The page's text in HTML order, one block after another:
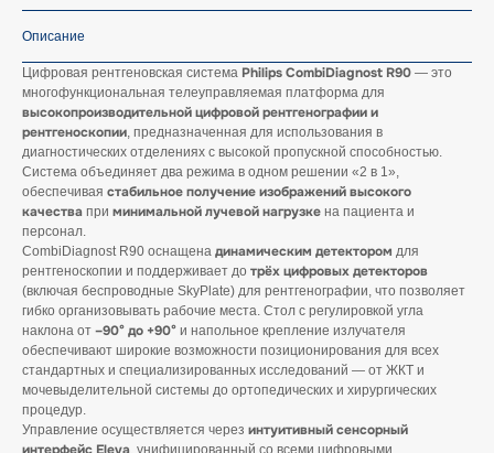
Описание
Цифровая рентгеновская система Philips CombiDiagnost R90 — это
многофункциональная телеуправляемая платформа для
высокопроизводительной цифровой рентгенографии и
рентгеноскопии, предназначенная для использования в
диагностических отделениях с высокой пропускной способностью.
Система объединяет два режима в одном решении «2 в 1»,
обеспечивая стабильное получение изображений высокого
качества при минимальной лучевой нагрузке на пациента и
персонал.
CombiDiagnost R90 оснащена динамическим детектором для
рентгеноскопии и поддерживает до трёх цифровых детекторов
(включая беспроводные SkyPlate) для рентгенографии, что позволяет
гибко организовывать рабочие места. Стол с регулировкой угла
наклона от –90° до +90° и напольное крепление излучателя
обеспечивают широкие возможности позиционирования для всех
стандартных и специализированных исследований — от ЖКТ и
мочевыделительной системы до ортопедических и хирургических
процедур.
Управление осуществляется через интуитивный сенсорный
, унифицированный со всеми цифровыми